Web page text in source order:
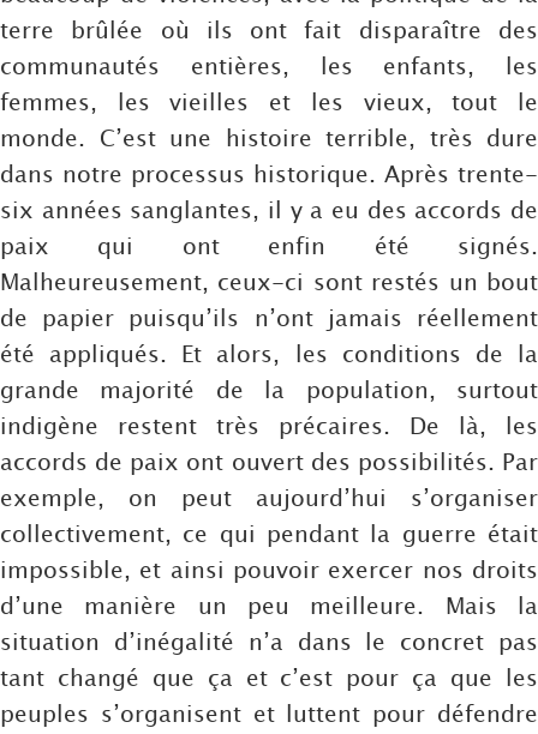
terre brûlée où ils ont fait disparaître des
communautés entières, les enfants, les
femmes, les vieilles et les vieux, tout le
monde. C’est une histoire terrible, très dure
dans notre processus historique. Après trente-
six années sanglantes, il y a eu des accords de
paix qui ont enfin été signés.
Malheureusement, ceux-ci sont restés un bout
de papier puisqu’ils n’ont jamais réellement
été appliqués. Et alors, les conditions de la
grande majorité de la population, surtout
indigène restent très précaires. De là, les
accords de paix ont ouvert des possibilités. Par
exemple, on peut aujourd’hui s’organiser
collectivement, ce qui pendant la guerre était
impossible, et ainsi pouvoir exercer nos droits
d’une manière un peu meilleure. Mais la
situation d’inégalité n’a dans le concret pas
tant changé que ça et c’est pour ça que les
peuples s’organisent et luttent pour défendre